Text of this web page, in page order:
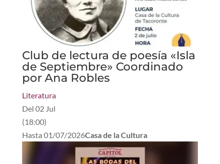
Club de lectura de poesía «Isla
de Septiembre» Coordinado
por Ana Robles
Literatura
Del 02 Jul
(18:00)
Hasta 01/07/2026Casa de la Cultura